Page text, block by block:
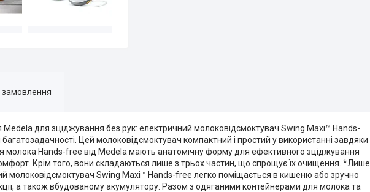
замовлення
для зціджування без рук: електричний молоковідсмоктувач Swing Maxi™ Hands-
Цей молоковідсмоктувач компактний і простий у використанні завдяки
молока Hands-free від Medela мають анатомічну форму для ефективного зціджування
Крім того, вони складаються лише з трьох частин, що спрощує їх очищення. *Лише
молоковідсмоктувач Swing Maxi™ Hands-free легко поміщається в кишеню або зручно
а також вбудованому акумулятору. Разом з одяганими контейнерами для молока та